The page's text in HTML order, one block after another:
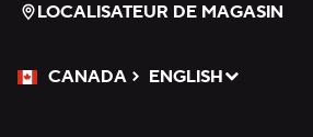
LOCALISATEUR DE MAGASIN
CANADA
Veuillez sélectionner une langue
ENGLISH
Sélectionné